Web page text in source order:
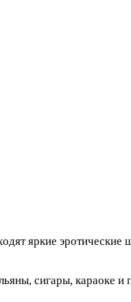
яркие
сигары, караоке